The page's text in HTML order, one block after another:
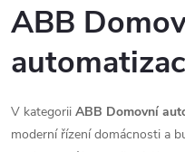
ABB
V kategorii ABB Domovní
moderní řízení domácnosti a